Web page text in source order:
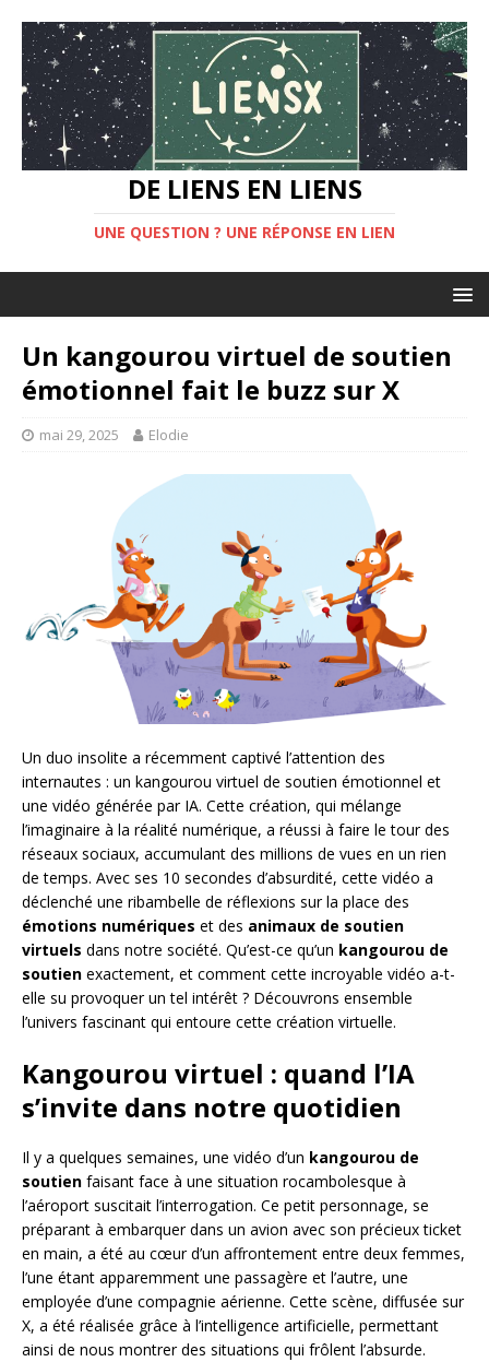
DE LIENS EN LIENS
UNE QUESTION ? UNE RÉPONSE EN LIEN
Un kangourou virtuel de soutien
émotionnel fait le buzz sur X
mai 29, 2025 Elodie
Un duo insolite a récemment captivé l’attention des
internautes : un kangourou virtuel de soutien émotionnel et
une vidéo générée par IA. Cette création, qui mélange
l’imaginaire à la réalité numérique, a réussi à faire le tour des
réseaux sociaux, accumulant des millions de vues en un rien
de temps. Avec ses 10 secondes d’absurdité, cette vidéo a
déclenché une ribambelle de réflexions sur la place des
émotions numériques et des animaux de soutien
virtuels dans notre société. Qu’est-ce qu’un kangourou de
soutien exactement, et comment cette incroyable vidéo a-t-
elle su provoquer un tel intérêt ? Découvrons ensemble
l’univers fascinant qui entoure cette création virtuelle.
Kangourou virtuel : quand l’IA
s’invite dans notre quotidien
Il y a quelques semaines, une vidéo d’un kangourou de
soutien faisant face à une situation rocambolesque à
l’aéroport suscitait l’interrogation. Ce petit personnage, se
préparant à embarquer dans un avion avec son précieux ticket
en main, a été au cœur d’un affrontement entre deux femmes,
l’une étant apparemment une passagère et l’autre, une
employée d’une compagnie aérienne. Cette scène, diffusée sur
X, a été réalisée grâce à l’intelligence artificielle, permettant
ainsi de nous montrer des situations qui frôlent l’absurde.